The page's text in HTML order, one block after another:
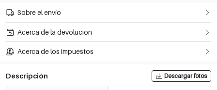
Sobre el envío
Acerca de la devolución
Acerca de los impuestos
Descripción Descargar fotos